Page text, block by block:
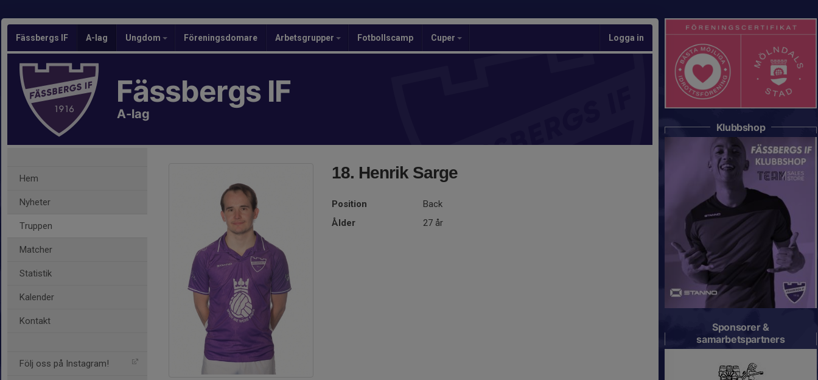
Fässbergs IF A-lag Ungdom Föreningsdomare Arbetsgrupper Fotbollscamp Cuper Logga in
Fässbergs IF
A-lag
Hem
Nyheter
Truppen
Matcher
Statistik
Kalender
Kontakt
Följ oss på Instagram!
18. Henrik Sarge
Position
Back
Ålder
27 år
Klubbshop
Sponsorer &
samarbetspartners